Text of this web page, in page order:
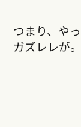
つまり、や
ガズレレが。